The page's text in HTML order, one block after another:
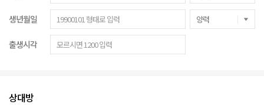
생년월일
출생시각
상대방